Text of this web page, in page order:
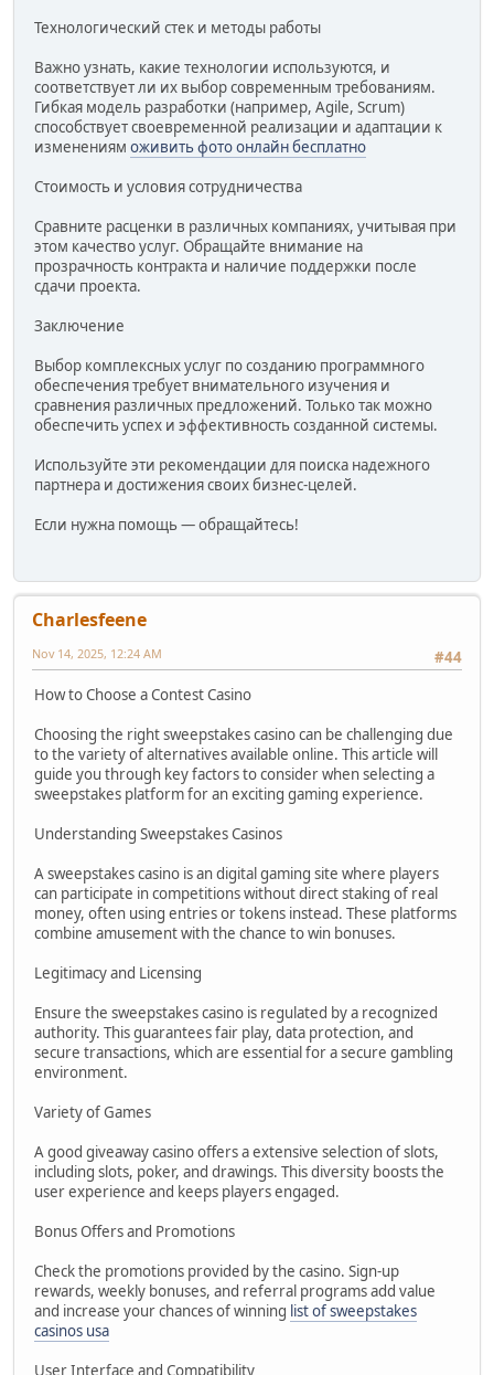
Технологический стек и методы работы
Важно узнать, какие технологии используются, и
соответствует ли их выбор современным требованиям.
Гибкая модель разработки (например, Agile, Scrum)
способствует своевременной реализации и адаптации к
изменениям оживить фото онлайн бесплатно
Стоимость и условия сотрудничества
Сравните расценки в различных компаниях, учитывая при
этом качество услуг. Обращайте внимание на
прозрачность контракта и наличие поддержки после
сдачи проекта.
Заключение
Выбор комплексных услуг по созданию программного
обеспечения требует внимательного изучения и
сравнения различных предложений. Только так можно
обеспечить успех и эффективность созданной системы.
Используйте эти рекомендации для поиска надежного
партнера и достижения своих бизнес-целей.
Если нужна помощь — обращайтесь!
Charlesfeene
#44
Nov 14, 2025, 12:24 AM
How to Choose a Contest Casino
Choosing the right sweepstakes casino can be challenging due
to the variety of alternatives available online. This article will
guide you through key factors to consider when selecting a
sweepstakes platform for an exciting gaming experience.
Understanding Sweepstakes Casinos
A sweepstakes casino is an digital gaming site where players
can participate in competitions without direct staking of real
money, often using entries or tokens instead. These platforms
combine amusement with the chance to win bonuses.
Legitimacy and Licensing
Ensure the sweepstakes casino is regulated by a recognized
authority. This guarantees fair play, data protection, and
secure transactions, which are essential for a secure gambling
environment.
Variety of Games
A good giveaway casino offers a extensive selection of slots,
including slots, poker, and drawings. This diversity boosts the
user experience and keeps players engaged.
Bonus Offers and Promotions
Check the promotions provided by the casino. Sign-up
rewards, weekly bonuses, and referral programs add value
and increase your chances of winning list of sweepstakes
casinos usa
User Interface and Compatibility